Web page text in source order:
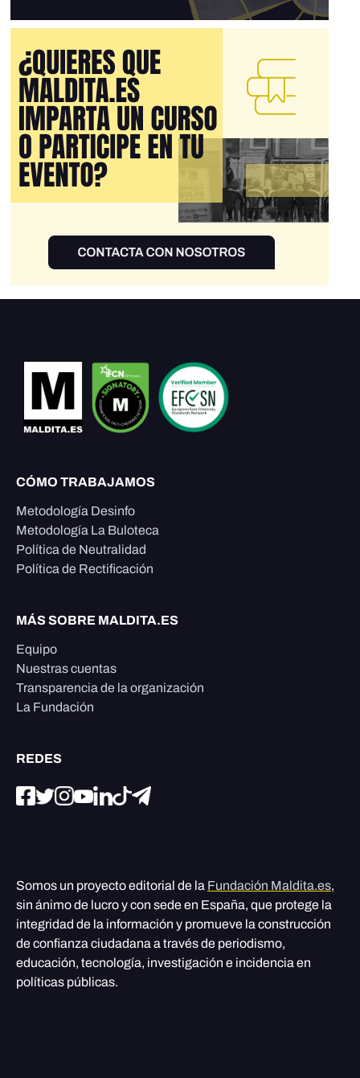
CÓMO TRABAJAMOS
Metodología Desinfo
Metodología La Buloteca
Política de Neutralidad
Política de Rectificación
MÁS SOBRE MALDITA.ES
Equipo
Nuestras cuentas
Transparencia de la organización
La Fundación
REDES
Somos un proyecto editorial de la Fundación Maldita.es,
sin ánimo de lucro y con sede en España, que protege la
integridad de la información y promueve la construcción
de confianza ciudadana a través de periodismo,
educación, tecnología, investigación e incidencia en
políticas públicas.